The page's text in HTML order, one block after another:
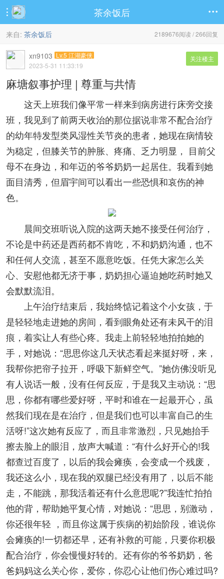
 茶余饭后 
2189676阅读 / 266回复
来自: 茶余饭后
关注楼主
xn9103 Lv.5 江湖豪侠
2023-5-31 11:33:19
麻塘叙事护理 | 尊重与共情
这天上班我们像平常一样来到病房进行床旁交接
班，我见到了前两天收治的那位据说非常不配合治疗
的幼年特发型类风湿性关节炎的患者，她现在病情较
为稳定，但膝关节的肿胀、疼痛、乏力明显， 目前父
母不在身边，和年迈的爷爷奶奶一起居住。我看到她
面目清秀，但眉宇间可以看出一些恐惧和哀伤的神
色。
晨间交班听说入院的这两天她不接受任何治疗，
不论是中药还是西药都不肯吃，不和奶奶沟通，也不
和任何人交流，甚至不愿意吃饭。任凭大家怎么关
心、安慰他都无济于事，奶奶担心逼迫她吃药时她又
会默默流泪。
上午治疗结束后，我始终惦记着这个小女孩，于
是轻轻地走进她的房间，看到眼角处还有未风干的泪
痕，着实让人有些心疼。我走上前轻轻地拍拍她的
手，对她说：“思思你这几天状态看起来挺好呀，来，
我帮你把帘子拉开，呼吸下新鲜空气。”她仿佛没听见
有人说话一般，没有任何反应，于是我又主动说：“思
思，你都有哪些爱好呀，平时和谁在一起最开心，虽
然我们现在是在治疗，但是我们也可以丰富自己的生
活呀!”这次她有反应了，而且非常激烈，只见她抬手
擦去脸上的眼泪，放声大喊道：“有什么好开心的!我
都查过百度了，以后的我会瘫痪，会变成一个残废，
我还这么小，现在我的双腿已经没有用了，以后不能
走，不能跳，那我活着还有什么意思呢?”我连忙拍拍
他的背，帮助她平复心情，对她说：“思思，别激动，
你还很年轻 ，而且你这属于疾病的初始阶段，谁说你
会瘫痪的!一切都还早，还有补救的可能，只要你积极
配合治疗，你会慢慢好转的。还有你的爷爷奶奶，爸
爸妈妈这么关心你，爱你，你忍心让他们伤心难过吗?